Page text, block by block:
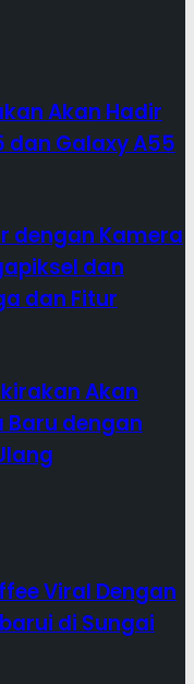
Akan Hadir
dan Galaxy A55
dengan Kamera
dan
dan Fitur
Akan
Baru dengan
Viral Dengan
di Sungai